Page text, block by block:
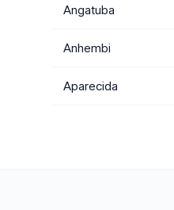
Angatuba
Anhembi
Aparecida